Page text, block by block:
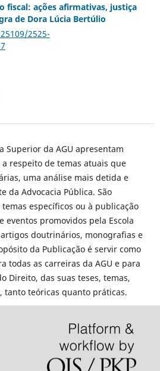
fiscal: ações afirmativas, justiça
de Dora Lúcia Bertúlio
2525-
Superior da AGU apresentam
respeito de temas atuais que
uma análise mais detida e
da Advocacia Pública. São
específicos ou à publicação
eventos promovidos pela Escola
doutrinários, monografias e
da Publicação é servir como
todas as carreiras da AGU e para
Direito, das suas teses, temas,
tanto teóricas quanto práticas.